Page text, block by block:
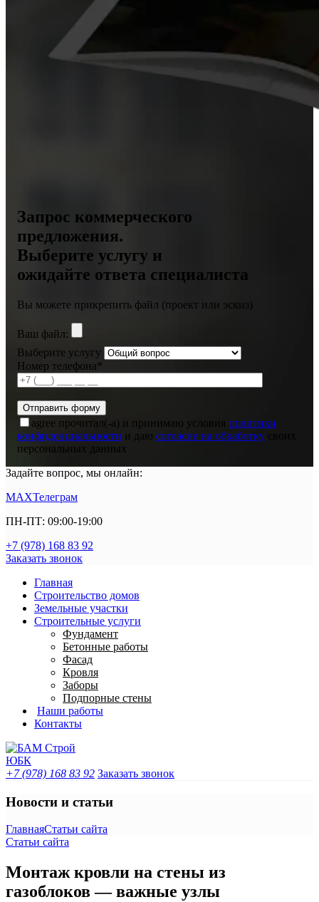
Запрос коммерческого
предложения.
Выберите услугу и
ожидайте ответа специалиста
Вы можете прикрепить файл (проект или эскиз)
Ваш файл:
Выберите услугу
Номер телефона*
agree прочитал(-а) и принимаю условия политики
конфиденциальности и даю согласие на обработку
персональных данных
Задайте вопрос, мы онлайн:
MAXТелеграм
ПН-ПТ: 09:00-19:00
+7 (978) 168 83 92
Заказать звонок
Главная
Строительство домов
Земельные участки
Строительные услуги
Фундамент
Бетонные работы
Фасад
Кровля
Заборы
Подпорные стены
Наши работы
Контакты
+7 (978) 168 83 92 Заказать звонок
Новости и статьи
ГлавнаяСтатьи сайта
Статьи сайта
Монтаж кровли на стены из
газоблоков — важные узлы